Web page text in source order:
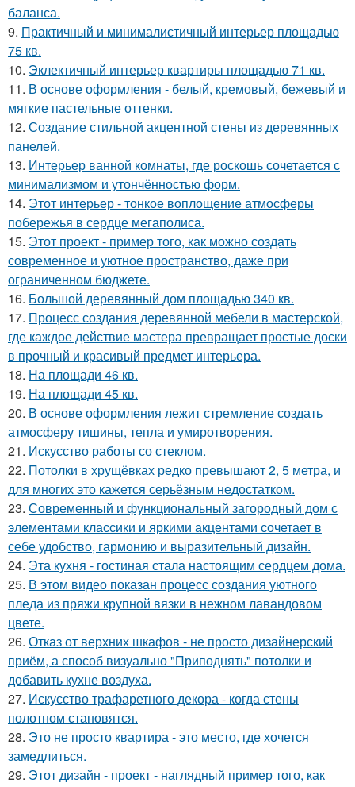
баланса.
9. Практичный и минималистичный интерьер площадью
75 кв.
10. Эклектичный интерьер квартиры площадью 71 кв.
11. В основе оформления - белый, кремовый, бежевый и
мягкие пастельные оттенки.
12. Создание стильной акцентной стены из деревянных
панелей.
13. Интерьер ванной комнаты, где роскошь сочетается с
минимализмом и утончённостью форм.
14. Этот интерьер - тонкое воплощение атмосферы
побережья в сердце мегаполиса.
15. Этот проект - пример того, как можно создать
современное и уютное пространство, даже при
ограниченном бюджете.
16. Большой деревянный дом площадью 340 кв.
17. Процесс создания деревянной мебели в мастерской,
где каждое действие мастера превращает простые доски
в прочный и красивый предмет интерьера.
18. На площади 46 кв.
19. На площади 45 кв.
20. В основе оформления лежит стремление создать
атмосферу тишины, тепла и умиротворения.
21. Искусство работы со стеклом.
22. Потолки в хрущёвках редко превышают 2, 5 метра, и
для многих это кажется серьёзным недостатком.
23. Современный и функциональный загородный дом с
элементами классики и яркими акцентами сочетает в
себе удобство, гармонию и выразительный дизайн.
24. Эта кухня - гостиная стала настоящим сердцем дома.
25. В этом видео показан процесс создания уютного
пледа из пряжи крупной вязки в нежном лавандовом
цвете.
26. Отказ от верхних шкафов - не просто дизайнерский
приём, а способ визуально "Приподнять" потолки и
добавить кухне воздуха.
27. Искусство трафаретного декора - когда стены
полотном становятся.
28. Это не просто квартира - это место, где хочется
замедлиться.
29. Этот дизайн - проект - наглядный пример того, как